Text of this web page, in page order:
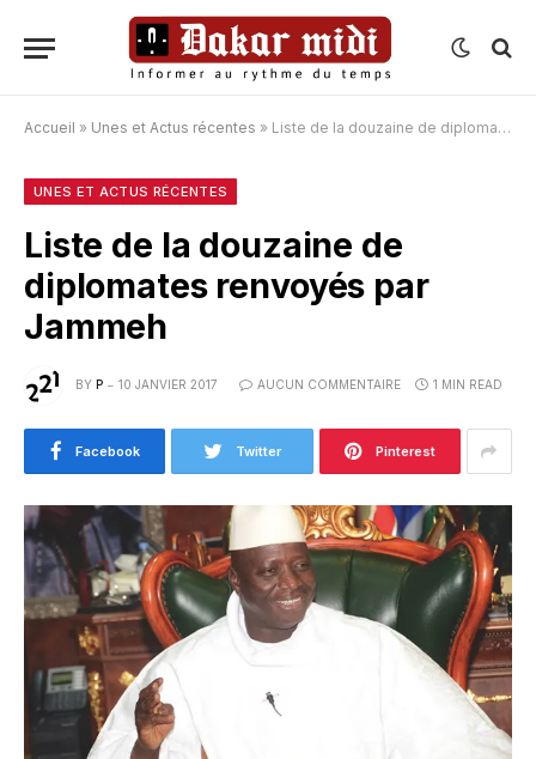
Accueil » Unes et Actus récentes » Liste de la douzaine de diplomates renvoyés par Jammeh
UNES ET ACTUS RÉCENTES
Liste de la douzaine de
diplomates renvoyés par
Jammeh
BY P 10 JANVIER 2017 AUCUN COMMENTAIRE 1 MIN READ
Facebook Twitter Pinterest